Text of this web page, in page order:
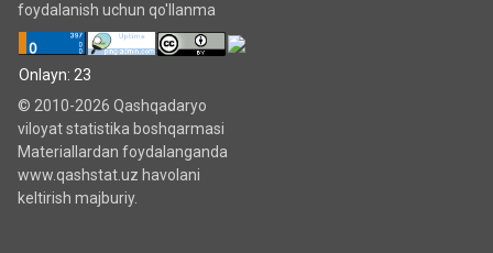
foydalanish uchun qo'llanma
Onlayn: 23
© 2010-2026 Qashqadaryo
viloyat statistika boshqarmasi
Materiallardan foydalanganda
www.qashstat.uz havolani
keltirish majburiy.